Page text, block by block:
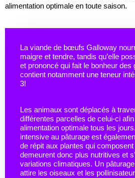
alimentation optimale en toute saison.
La viande de bœufs Galloway
maigre et tendre, tandis qu’elle
et prononcé qui fait le bonheur des
contient notamment une teneur
3!
Les animaux sont déplacés à
différentes parcelles de celui-ci afin
alimentation optimale tous les
intensive au pâturage est
de répit aux plantes qui
demeurent donc plus nutritives et
variations climatiques. Un
attire les oiseaux et les